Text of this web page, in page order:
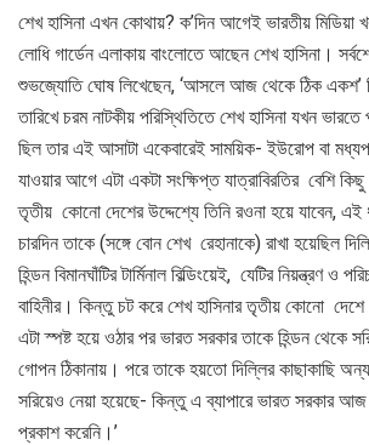
শেখ হাসিনা এখন কোথায়? ক’দিন আগেই ভারতীয় মিডিয়া
লোধি গার্ডেন এলাকায় বাংলোতে আছেন শেখ হাসিনা।
শুভজ্যোতি ঘোষ লিখেছেন, ‘আসলে আজ থেকে ঠিক
তারিখে চরম নাটকীয় পরিস্থিতিতে শেখ হাসিনা যখন ভারতে
ছিল তার এই আসাটা একেবারেই সাময়িক- ইউরোপ বা
যাওয়ার আগে এটা একটা সংক্ষিপ্ত যাত্রাবিরতির বেশি
তৃতীয় কোনো দেশের উদ্দেশ্যে তিনি রওনা হয়ে যাবেন,
চারদিন তাকে (সঙ্গে বোন শেখ রেহানাকে) রাখা হয়েছিল
হিন্ডন বিমানঘাঁটির টার্মিনাল বিল্ডিংয়েই, যেটির নিয়ন্ত্রণ ও
বাহিনীর। কিন্তু চট করে শেখ হাসিনার তৃতীয় কোনো দেশে
এটা স্পষ্ট হয়ে ওঠার পর ভারত সরকার তাকে হিন্ডন থেকে
গোপন ঠিকানায়। পরে তাকে হয়তো দিল্লির কাছাকাছি
সরিয়েও নেয়া হয়েছে- কিন্তু এ ব্যাপারে ভারত সরকার
প্রকাশ করেনি।’